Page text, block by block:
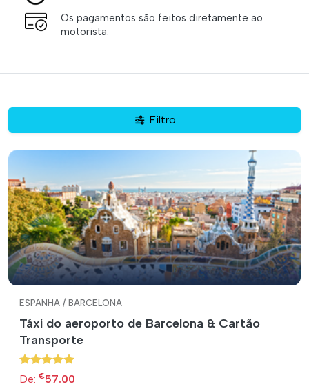
Os pagamentos são feitos diretamente ao
motorista.
Filtro
ESPANHA / BARCELONA
Táxi do aeroporto de Barcelona & Cartão
Transporte
De: €57.00